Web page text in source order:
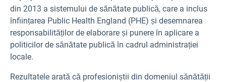
din 2013 a sistemului de sănătate publică, care a inclus
înființarea Public Health England (PHE) și desemnarea
responsabilităților de elaborare și punere în aplicare a
politicilor de sănătate publică în cadrul administrației
locale.
Rezultatele arată că profesioniștii din domeniul sănătății